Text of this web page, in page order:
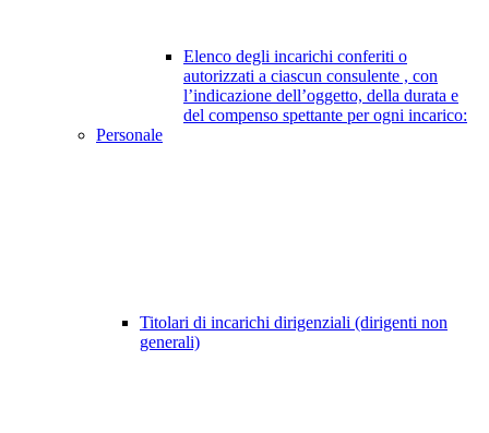
Elenco degli incarichi conferiti o
autorizzati a ciascun consulente , con
l’indicazione dell’oggetto, della durata e
del compenso spettante per ogni incarico:
Personale
Titolari di incarichi dirigenziali (dirigenti non
generali)